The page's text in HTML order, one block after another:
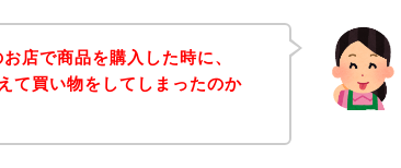
店で商品を購入した時に、
て買い物をしてしまったのか